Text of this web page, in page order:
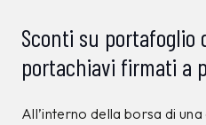
Sconti su portafoglio
portachiavi firmati a
All’interno della borsa di